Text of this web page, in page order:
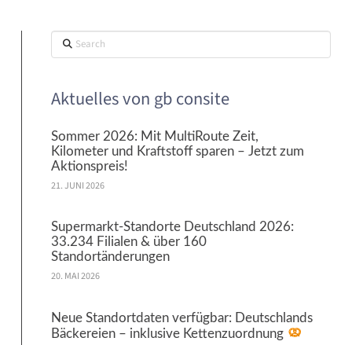
Search
Aktuelles von gb consite
Sommer 2026: Mit MultiRoute Zeit,
Kilometer und Kraftstoff sparen – Jetzt zum
Aktionspreis!
21. JUNI 2026
Supermarkt-Standorte Deutschland 2026:
33.234 Filialen & über 160
Standortänderungen
20. MAI 2026
Neue Standortdaten verfügbar: Deutschlands
Bäckereien – inklusive Kettenzuordnung